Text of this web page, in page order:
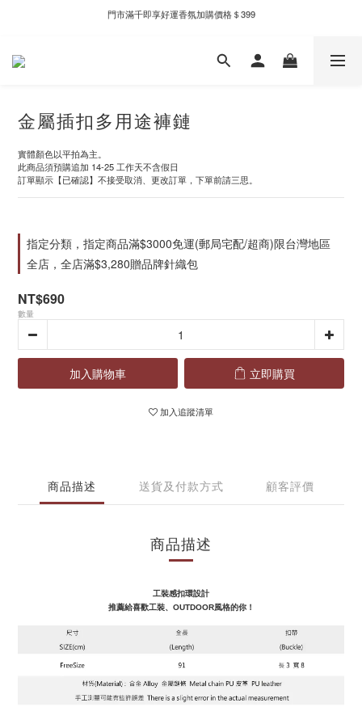
新自製款系列首批限時優惠｜單件95折，任兩件9折
門市滿千即享好運香氛加購價格＄399
金屬插扣多用途褲鏈
實體顏色以平拍為主。
此商品須預購追加 14-25 工作天不含假日
訂單顯示【已確認】不接受取消、更改訂單，下單前請三思。
指定分類，指定商品滿$3000免運(郵局宅配/超商)限台灣地區
全店，全店滿$3,280贈品牌針織包
NT$690
數量
加入購物車 立即購買
加入追蹤清單
商品描述 送貨及付款方式 顧客評價
商品描述
工裝感扣環設計
推薦給喜歡工裝、OUTDOOR風格的你！